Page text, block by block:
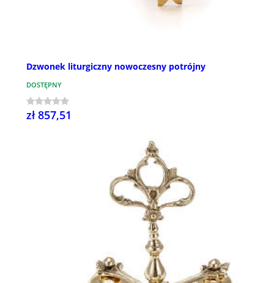
Dzwonek liturgiczny nowoczesny potrójny
DOSTĘPNY
zł 857,51